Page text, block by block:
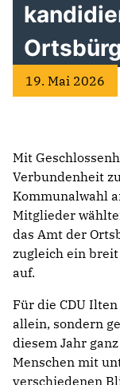
19. Mai 2026
Mit
Verbundenheit
Kommunalwahl
Mitglieder
das Amt der
zugleich ein
auf.
Für die CDU
allein, sondern
diesem Jahr
Menschen mit
verschiedenen